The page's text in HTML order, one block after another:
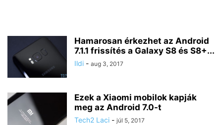
Hamarosan érkezhet az Android
7.1.1 frissítés a Galaxy S8 és S8+...
Ildi - aug 3, 2017
Ezek a Xiaomi mobilok kapják
meg az Android 7.0-t
Tech2 Laci - júl 5, 2017